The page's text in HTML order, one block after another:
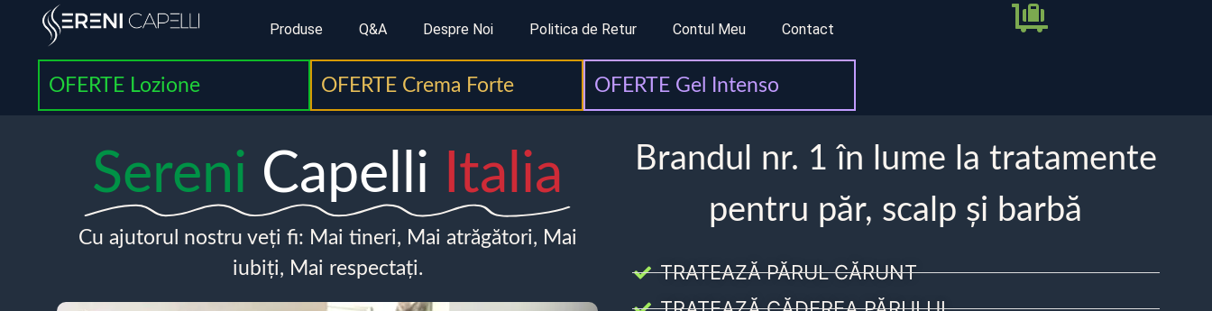
Produse Q&A Despre Noi Politica de Retur Contul Meu Contact
OFERTE Lozione OFERTE Crema Forte OFERTE Gel Intenso
Sereni Capelli Italia
Cu ajutorul nostru veți fi: Mai tineri, Mai atrăgători, Mai
iubiți, Mai respectați.
Brandul nr. 1 în lume la tratamente
pentru păr, scalp și barbă
TRATEAZĂ PĂRUL CĂRUNT